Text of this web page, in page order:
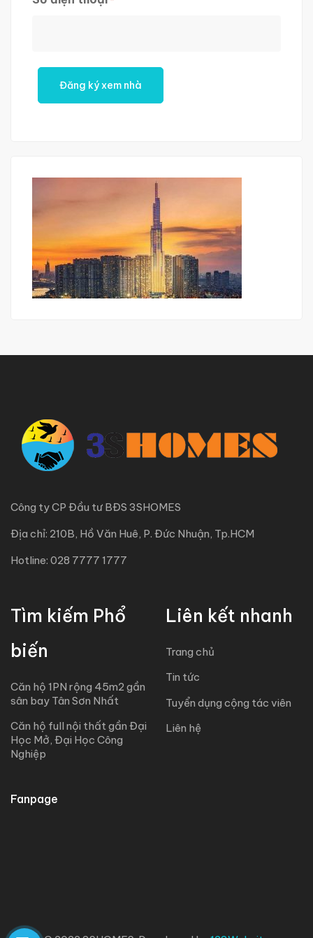
Công ty CP Đầu tư BĐS 3SHOMES
Địa chỉ: 210B, Hồ Văn Huê, P. Đức Nhuận, Tp.HCM
Hotline: 028 7777 1777
Tìm kiếm Phổ
biến
Căn hộ 1PN rộng 45m2 gần
sân bay Tân Sơn Nhất
Căn hộ full nội thất gần Đại
Học Mở, Đại Học Công
Nghiệp
Liên kết nhanh
Trang chủ
Tin tức
Tuyển dụng cộng tác viên
Liên hệ
Fanpage